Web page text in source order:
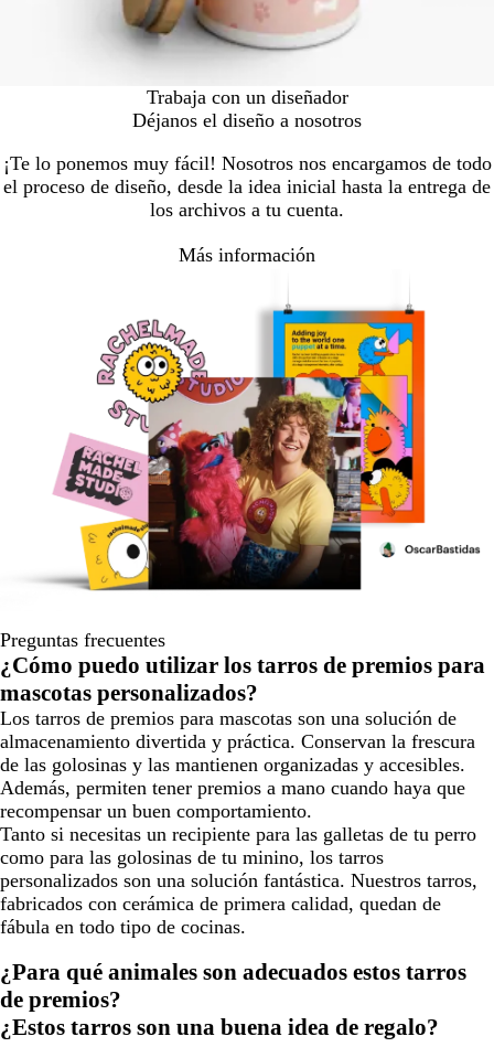
Trabaja con un diseñador
Déjanos el diseño a nosotros
¡Te lo ponemos muy fácil! Nosotros nos encargamos de todo
el proceso de diseño, desde la idea inicial hasta la entrega de
los archivos a tu cuenta.
Más información
Preguntas frecuentes
¿Cómo puedo utilizar los tarros de premios para
mascotas personalizados?
Los tarros de premios para mascotas son una solución de
almacenamiento divertida y práctica. Conservan la frescura
de las golosinas y las mantienen organizadas y accesibles.
Además, permiten tener premios a mano cuando haya que
recompensar un buen comportamiento.
Tanto si necesitas un recipiente para las galletas de tu perro
como para las golosinas de tu minino, los tarros
personalizados son una solución fantástica. Nuestros tarros,
fabricados con cerámica de primera calidad, quedan de
fábula en todo tipo de cocinas.
¿Para qué animales son adecuados estos tarros
de premios?
¿Estos tarros son una buena idea de regalo?